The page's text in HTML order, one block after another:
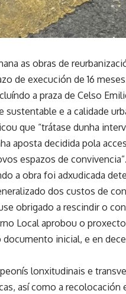
as obras de
de execución de 16
a praza de Celso
e a calidade
que “trátase dunha
aposta decidida pola
espazos de convivencia”.
a obra foi adxudicada
dos custos de
obrigado a rescindir o
Local aprobou o
inicial, e en
lonxitudinais e
así como a